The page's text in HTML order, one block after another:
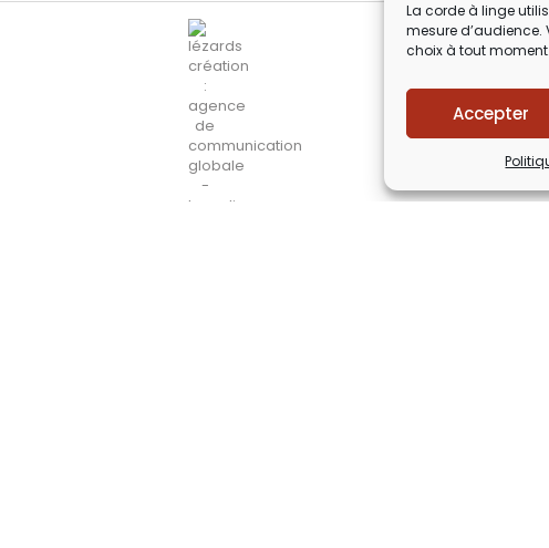
La corde à linge
mesure d’audience.
choix à tout moment.
Accepter